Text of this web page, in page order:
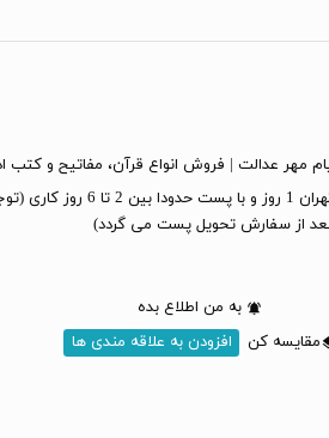
مهر عدالت | فروش انواع قرآن، مفاتیح و کتب
با پیک در تهران 1 روز و با پست
از سفارش تحویل پست می گردد)
به من اطلاع بده
مقایسه کن
افزودن به علاقه مندی ها